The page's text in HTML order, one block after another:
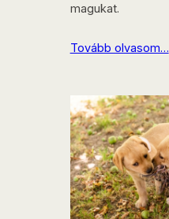
magukat.
Tovább olvasom…